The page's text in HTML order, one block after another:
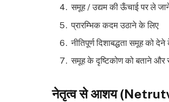
समूह / उद्यम की ऊँचाई पर ले
प्रारम्भिक कदम उठाने के लिए
नीतिपूर्ण दिशाबद्धता समूह को
समूह के दृष्टिकोण को बताने
नेतृत्व से आशय